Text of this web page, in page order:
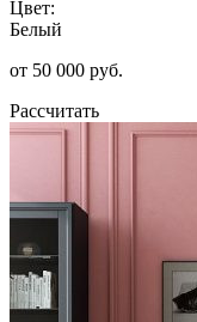
Цвет:
Белый
от 50 000 руб.
Рассчитать